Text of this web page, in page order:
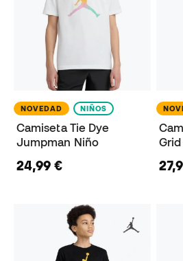
NOVEDAD NIÑOS
Camiseta Tie Dye
Jumpman Niño
24,99 €